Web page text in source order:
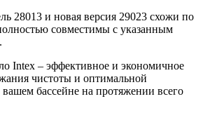
28013 и новая версия 29023 схожи по
совместимы с указанным
Intex – эффективное и экономичное
чистоты и оптимальной
бассейне на протяжении всего